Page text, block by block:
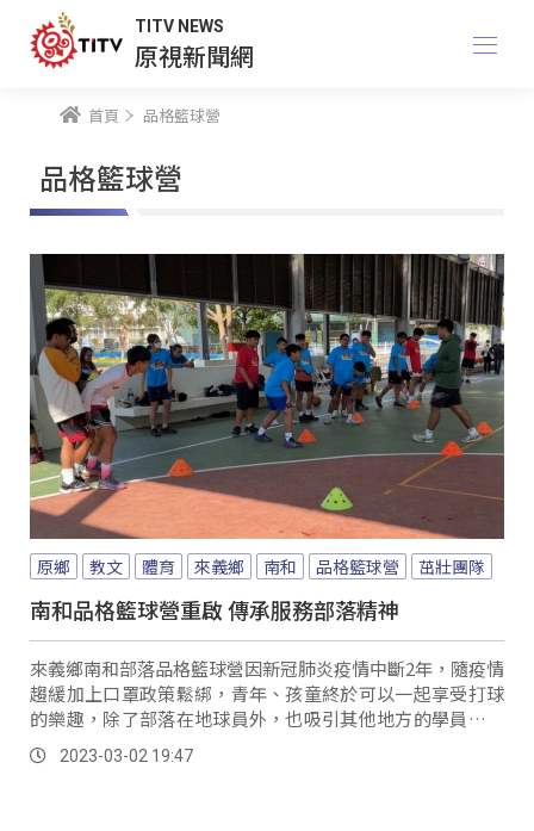
TITV NEWS
原視新聞網
首頁 品格籃球營
品格籃球營
原鄉 教文 體育 來義鄉 南和 品格籃球營 茁壯團隊
南和品格籃球營重啟 傳承服務部落精神
來義鄉南和部落品格籃球營因新冠肺炎疫情中斷2年，隨疫情
趨緩加上口罩政策鬆綁，青年、孩童終於可以一起享受打球
的樂趣，除了部落在地球員外，也吸引其他地方的學員來參
加。2023-03-02 19:47